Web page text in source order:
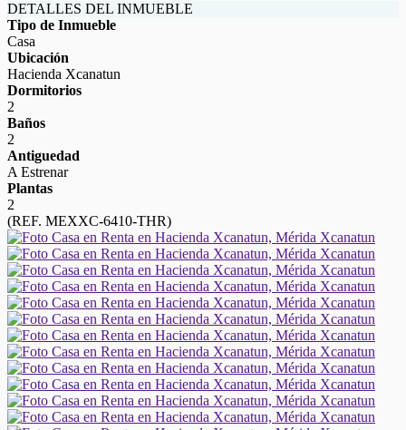
DETALLES DEL INMUEBLE
Tipo de Inmueble
Casa
Ubicación
Hacienda Xcanatun
Dormitorios
2
Baños
2
Antiguedad
A Estrenar
Plantas
2
(REF. MEXXC-6410-THR)